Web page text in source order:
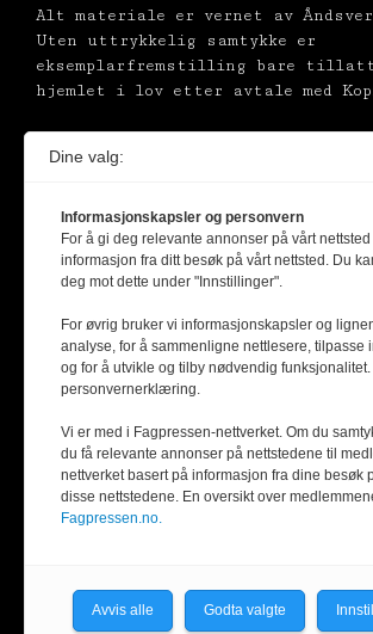
Alt materiale er vernet av
Uten uttrykkelig samtykke er
eksemplarfremstilling bare
hjemlet i lov etter avtale med
Dine valg:
Informasjonskapsler og personvern
For å gi deg relevante annonser på vårt
informasjon fra ditt besøk på vårt nettsted. Du
deg mot dette under "Innstillinger".
For øvrig bruker vi informasjonskapsler og
analyse, for å sammenligne nettlesere, tilpasse
og for å utvikle og tilby nødvendig
personvernerklæring.
Vi er med i Fagpressen-nettverket. Om du
du få relevante annonser på nettstedene til
nettverket basert på informasjon fra dine besøk
disse nettstedene. En oversikt over
Fagpressen.no.
Avvis alle Godta valgte